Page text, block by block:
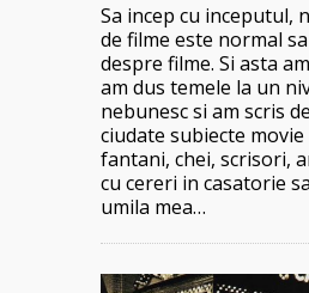
Sa incep cu inceputul,
de filme este normal
despre filme. Si asta
am dus temele la un
nebunesc si am scris
ciudate subiecte
fantani, chei, scrisori,
cu cereri in casatorie
umila mea…